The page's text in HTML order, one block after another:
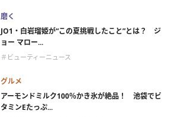
磨く
JO1・白岩瑠姫が“この夏挑戦したこと”とは？ ジ
ョー マロー...
＃ビューティーニュース
グルメ
アーモンドミルク100％かき氷が絶品！ 池袋でビ
タミンEたっぷ...